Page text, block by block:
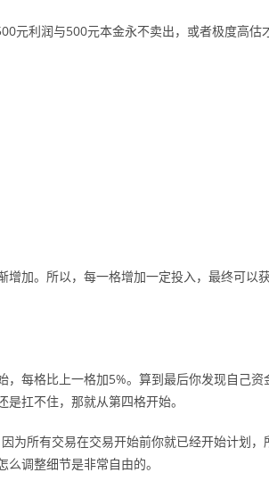
元利润与500元本金永不卖出，或者极度高估
增加。所以，每一格增加一定投入，最终可以
每格比上一格加5%。算到最后你发现自己资
扛不住，那就从第四格开始。
为所有交易在交易开始前你就已经开始计划，
调整细节是非常自由的。